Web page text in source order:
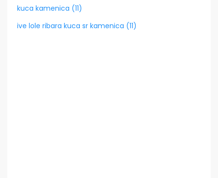
kuca kamenica (11)
ive lole ribara kuca sr kamenica (11)